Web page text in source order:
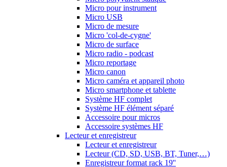
Micro pour instrument
Micro USB
Micro de mesure
Micro 'col-de-cygne'
Micro de surface
Micro radio - podcast
Micro reportage
Micro canon
Micro caméra et appareil photo
Micro smartphone et tablette
Système HF complet
Système HF élément séparé
Accessoire pour micros
Accessoire systèmes HF
Lecteur et enregistreur
Lecteur et enregistreur
Lecteur (CD, SD, USB, BT, Tuner,…)
Enregistreur format rack 19''